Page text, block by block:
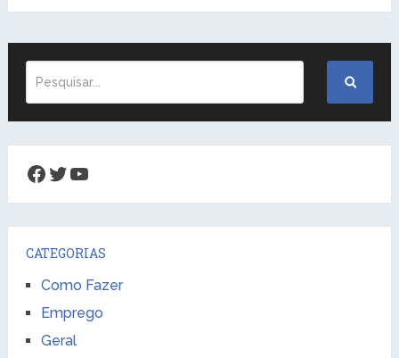
Facebook
Twitter
Youtube
CATEGORIAS
Como Fazer
Emprego
Geral